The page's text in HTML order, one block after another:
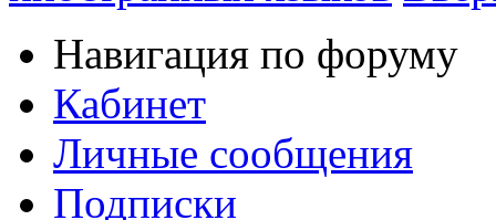
Навигация по форуму
Кабинет
Личные сообщения
Подписки